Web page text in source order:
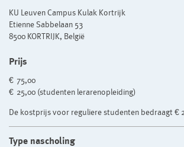
KU Leuven Campus Kulak Kortrijk
Etienne Sabbelaan 53
8500 KORTRIJK, België
Prijs
€ 75,00
€ 25,00 (studenten lerarenopleiding)
De kostprijs voor reguliere studenten bedraagt €
Type nascholing